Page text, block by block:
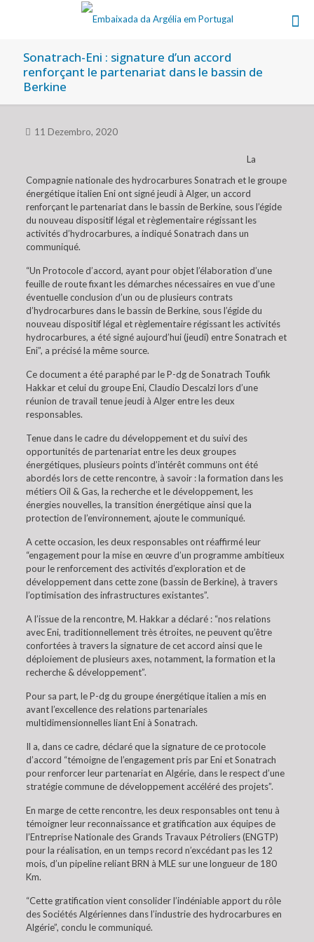
Sonatrach-Eni : signature d’un accord
renforçant le partenariat dans le bassin de
Berkine
11 Dezembro, 2020
La
Compagnie nationale des hydrocarbures Sonatrach et le groupe
énergétique italien Eni ont signé jeudi à Alger, un accord
renforçant le partenariat dans le bassin de Berkine, sous l’égide
du nouveau dispositif légal et règlementaire régissant les
activités d’hydrocarbures, a indiqué Sonatrach dans un
communiqué.
“Un Protocole d’accord, ayant pour objet l’élaboration d’une
feuille de route fixant les démarches nécessaires en vue d’une
éventuelle conclusion d’un ou de plusieurs contrats
d’hydrocarbures dans le bassin de Berkine, sous l’égide du
nouveau dispositif légal et règlementaire régissant les activités
hydrocarbures, a été signé aujourd’hui (jeudi) entre Sonatrach et
Eni”, a précisé la même source.
Ce document a été paraphé par le P-dg de Sonatrach Toufik
Hakkar et celui du groupe Eni, Claudio Descalzi lors d’une
réunion de travail tenue jeudi à Alger entre les deux
responsables.
Tenue dans le cadre du développement et du suivi des
opportunités de partenariat entre les deux groupes
énergétiques, plusieurs points d’intérêt communs ont été
abordés lors de cette rencontre, à savoir : la formation dans les
métiers Oil & Gas, la recherche et le développement, les
énergies nouvelles, la transition énergétique ainsi que la
protection de l’environnement, ajoute le communiqué.
A cette occasion, les deux responsables ont réaffirmé leur
“engagement pour la mise en œuvre d’un programme ambitieux
pour le renforcement des activités d’exploration et de
développement dans cette zone (bassin de Berkine), à travers
l’optimisation des infrastructures existantes”.
A l’issue de la rencontre, M. Hakkar a déclaré : “nos relations
avec Eni, traditionnellement très étroites, ne peuvent qu’être
confortées à travers la signature de cet accord ainsi que le
déploiement de plusieurs axes, notamment, la formation et la
recherche & développement”.
Pour sa part, le P-dg du groupe énergétique italien a mis en
avant l’excellence des relations partenariales
multidimensionnelles liant Eni à Sonatrach.
Il a, dans ce cadre, déclaré que la signature de ce protocole
d’accord “témoigne de l’engagement pris par Eni et Sonatrach
pour renforcer leur partenariat en Algérie, dans le respect d’une
stratégie commune de développement accéléré des projets”.
En marge de cette rencontre, les deux responsables ont tenu à
témoigner leur reconnaissance et gratification aux équipes de
l’Entreprise Nationale des Grands Travaux Pétroliers (ENGTP)
pour la réalisation, en un temps record n’excédant pas les 12
mois, d’un pipeline reliant BRN à MLE sur une longueur de 180
Km.
“Cette gratification vient consolider l’indéniable apport du rôle
des Sociétés Algériennes dans l’industrie des hydrocarbures en
Algérie”, conclu le communiqué.